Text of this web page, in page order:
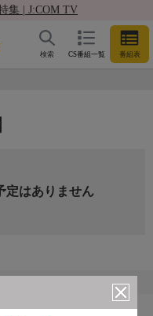
集 | J:COM TV
CS番組一覧 番組表
検索
定はありません